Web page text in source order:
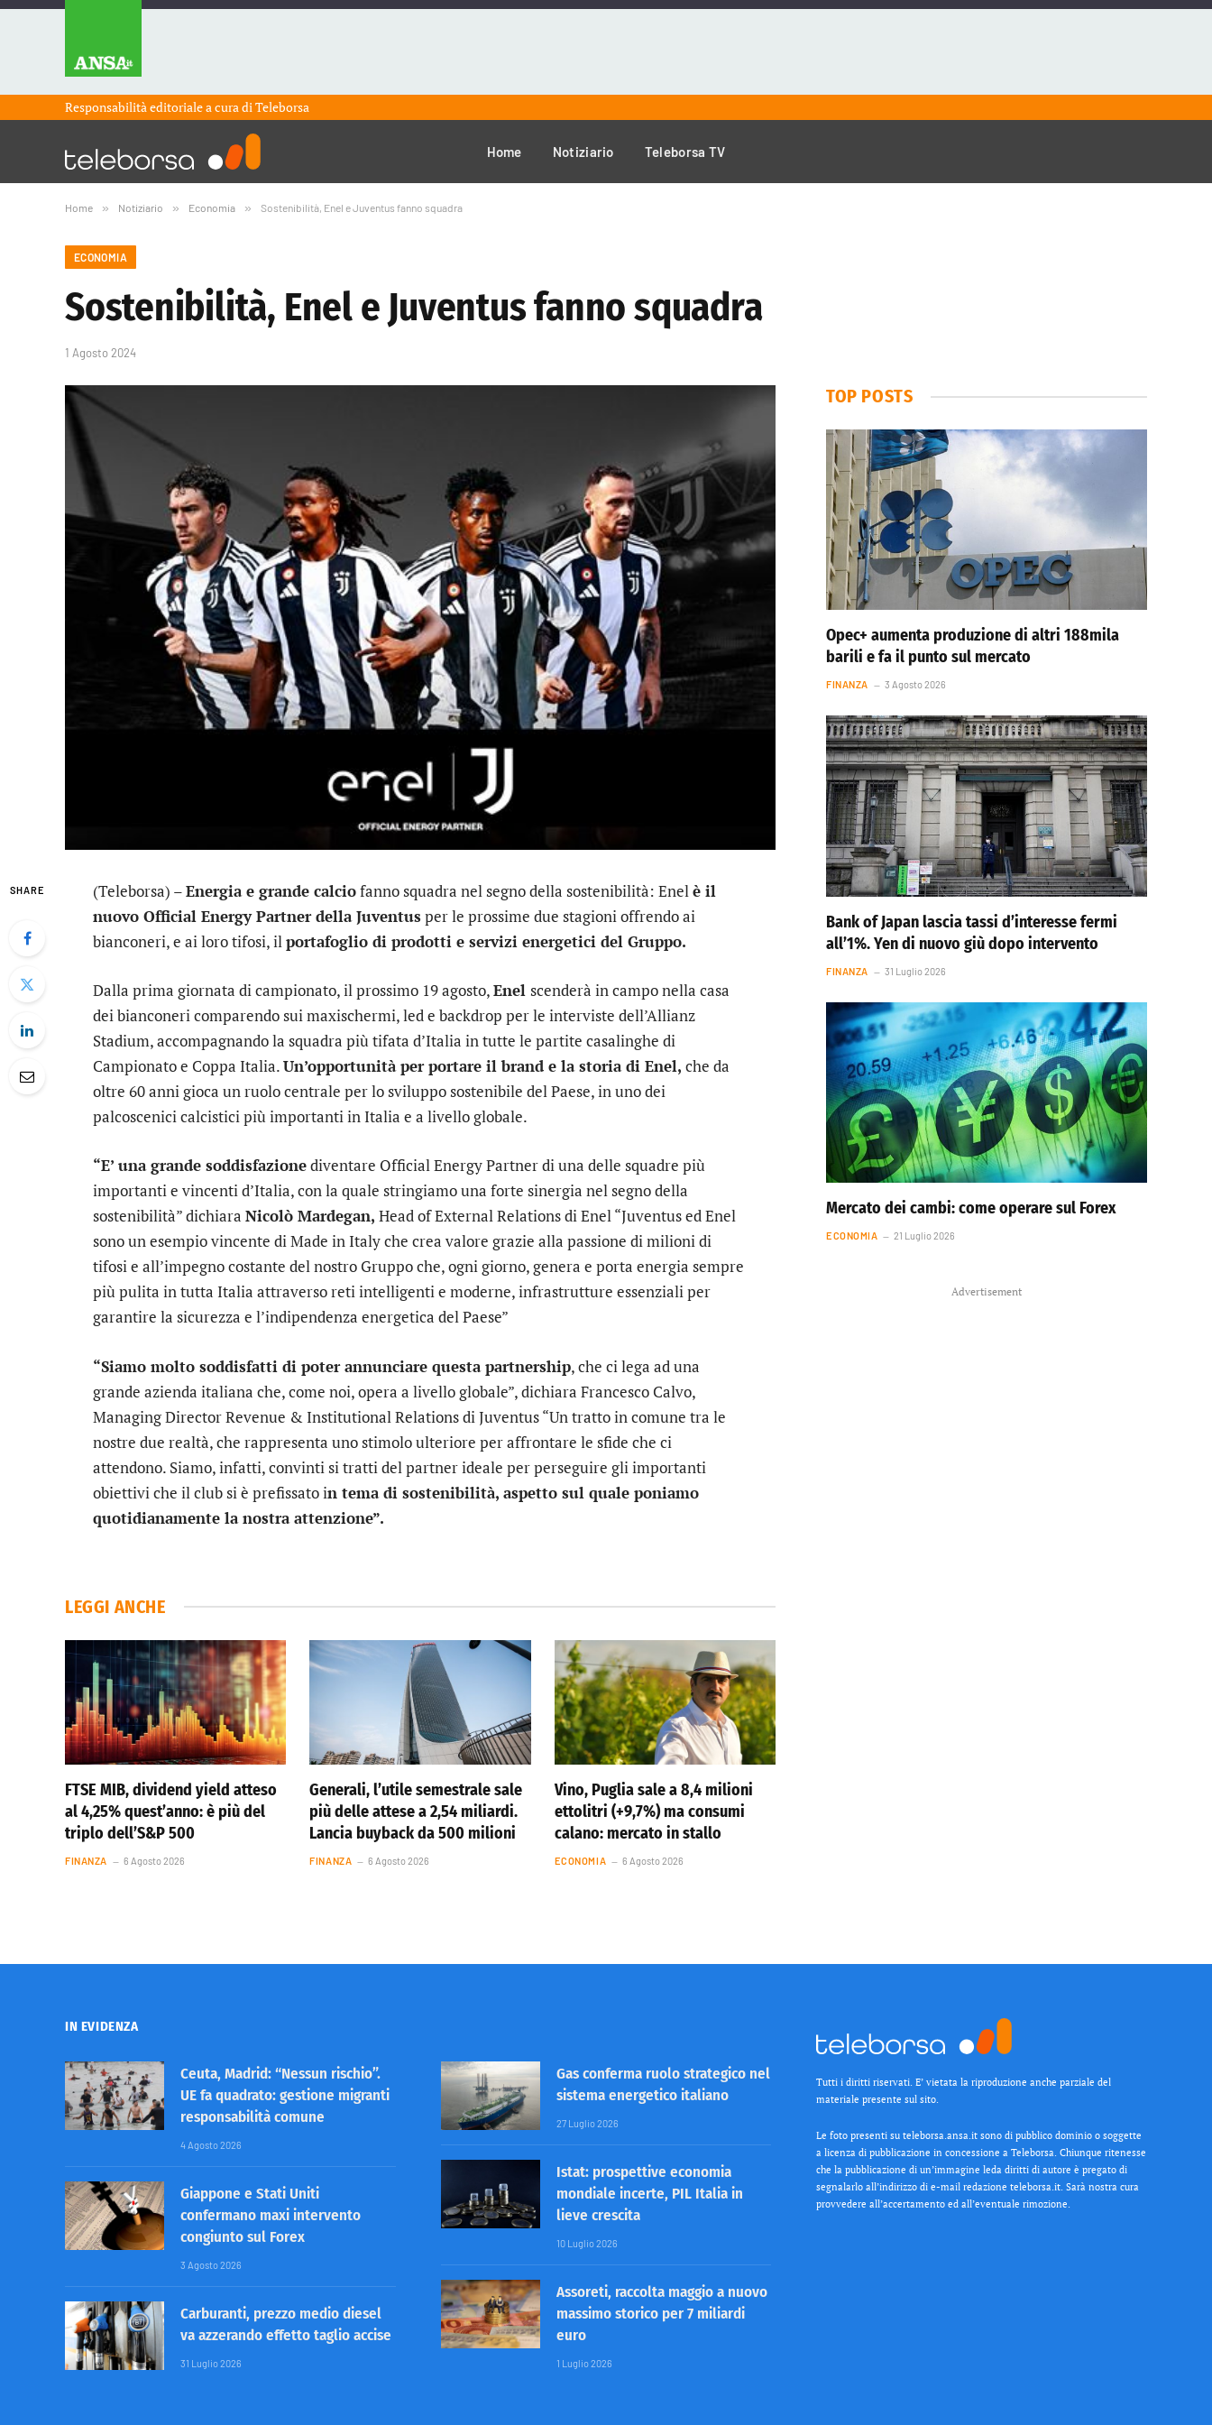
Responsabilità editoriale a cura diTeleborsa
Home Notiziario Teleborsa TV
Home » Notiziario » Economia » Sostenibilità, Enel e Juventus fanno squadra
ECONOMIA
Sostenibilità, Enel e Juventus fanno squadra
1 Agosto 2024
SHARE (Teleborsa) –Energia e grande calciofanno squadra nel segno della sostenibilità: Enelè il
nuovo Official Energy Partner della Juventusper le prossime due stagioni offrendo ai
bianconeri, e ai loro tifosi, ilportafoglio di prodotti e servizi energetici del Gruppo.
Dalla prima giornata di campionato, il prossimo 19 agosto,Enel scenderà in campo nella casa
dei bianconeri comparendo sui maxischermi, led e backdrop per le interviste dell’Allianz
Stadium, accompagnando la squadra più tifata d’Italia in tutte le partite casalinghe di
Campionato e Coppa Italia.Un’opportunità per portare il brand e la storia di Enel, che da
oltre 60 anni gioca un ruolo centrale per lo sviluppo sostenibile del Paese, in uno dei
palcoscenici calcistici più importanti in Italia e a livello globale.
“E’ una grande soddisfazionediventare Official Energy Partner di una delle squadre più
importanti e vincenti d’Italia, con la quale stringiamo una forte sinergia nel segno della
sostenibilità” dichiara Nicolò Mardegan, Head of External Relations di Enel “Juventus ed Enel
sono un esempio vincente di Made in Italy che crea valore grazie alla passione di milioni di
tifosi e all’impegno costante del nostro Gruppo che, ogni giorno, genera e porta energia sempre
più pulita in tutta Italia attraverso reti intelligenti e moderne, infrastrutture essenziali per
garantire la sicurezza e l’indipendenza energetica del Paese”
“Siamo molto soddisfatti di poter annunciare questa partnership, che ci lega ad una
grande azienda italiana che, come noi, opera a livello globale”, dichiara Francesco Calvo,
Managing Director Revenue & Institutional Relations di Juventus “Un tratto in comune tra le
nostre due realtà, che rappresenta uno stimolo ulteriore per affrontare le sfide che ci
attendono. Siamo, infatti, convinti si tratti del partner ideale per perseguire gli importanti
obiettivi che il club si è prefissato in tema di sostenibilità, aspetto sul quale poniamo
quotidianamente la nostra attenzione”.
LEGGI ANCHE
FTSE MIB, dividend yield atteso
al 4,25% quest’anno: è più del
triplo dell’S&P 500
FINANZA 6 Agosto 2026
Generali, l’utile semestrale sale
più delle attese a 2,54 miliardi.
Lancia buyback da 500 milioni
FINANZA 6 Agosto 2026
Vino, Puglia sale a 8,4 milioni
ettolitri (+9,7%) ma consumi
calano: mercato in stallo
ECONOMIA 6 Agosto 2026
TOP POSTS
Opec+ aumenta produzione di altri 188mila
barili e fa il punto sul mercato
FINANZA 3 Agosto 2026
Bank of Japan lascia tassi d’interesse fermi
all’1%. Yen di nuovo giù dopo intervento
FINANZA 31 Luglio 2026
Mercato dei cambi: come operare sul Forex
ECONOMIA 21 Luglio 2026
Advertisement
IN EVIDENZA
Ceuta, Madrid: “Nessun rischio”.
UE fa quadrato: gestione migranti
responsabilità comune
4 Agosto 2026
Giappone e Stati Uniti
confermano maxi intervento
congiunto sul Forex
3 Agosto 2026
Carburanti, prezzo medio diesel
va azzerando effetto taglio accise
31 Luglio 2026
Gas conferma ruolo strategico nel
sistema energetico italiano
27 Luglio 2026
Istat: prospettive economia
mondiale incerte, PIL Italia in
lieve crescita
10 Luglio 2026
Assoreti, raccolta maggio a nuovo
massimo storico per 7 miliardi
euro
1 Luglio 2026
Tutti i diritti riservati. E’ vietata la riproduzione anche parziale del
materiale presente sul sito.
Le foto presenti su teleborsa.ansa.it sono di pubblico dominio o soggette
a licenza di pubblicazione in concessione a Teleborsa. Chiunque ritenesse
che la pubblicazione di un’immagine leda diritti di autore è pregato di
segnalarlo all’indirizzo di e-mail redazione teleborsa.it. Sarà nostra cura
provvedere all’accertamento ed all’eventuale rimozione.